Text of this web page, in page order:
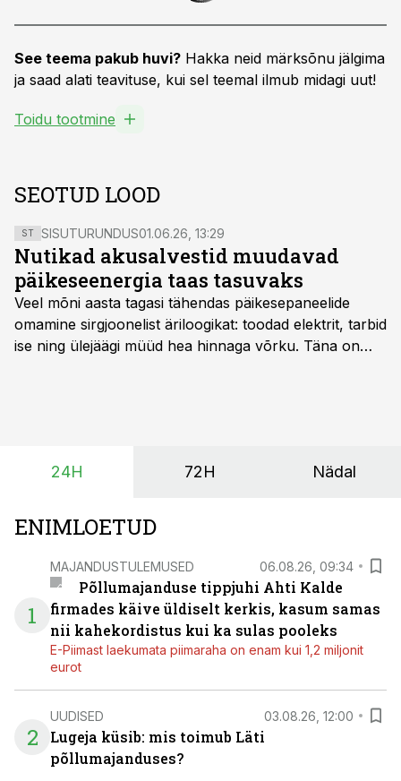
See teema pakub huvi? Hakka neid märksõnu jälgima
ja saad alati teavituse, kui sel teemal ilmub midagi uut!
Toidu tootmine
SEOTUD LOOD
ST SISUTURUNDUS01.06.26, 13:29
Nutikad akusalvestid muudavad
päikeseenergia taas tasuvaks
Veel mõni aasta tagasi tähendas päikesepaneelide
omamine sirgjoonelist äriloogikat: toodad elektrit, tarbid
ise ning ülejäägi müüd hea hinnaga võrku. Täna on
põllumajandusettevõtete jaoks üheks olulisemaks
24H 72H Nädal
ENIMLOETUD
1
MAJANDUSTULEMUSED 06.08.26, 09:34
Põllumajanduse tippjuhi Ahti Kalde
firmades käive üldiselt kerkis, kasum samas
nii kahekordistus kui ka sulas pooleks
E-Piimast laekumata piimaraha on enam kui 1,2 miljonit
eurot
2
UUDISED 03.08.26, 12:00
Lugeja küsib: mis toimub Läti
põllumajanduses?